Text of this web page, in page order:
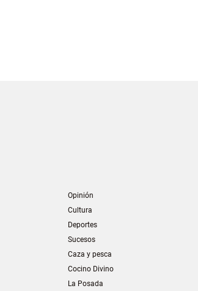
Opinión
Cultura
Deportes
Sucesos
Caza y pesca
Cocino Divino
La Posada